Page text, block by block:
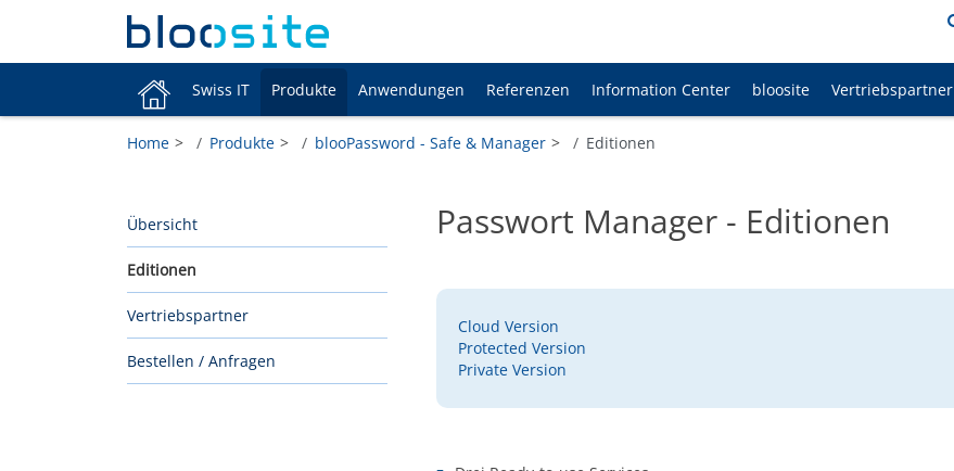
Swiss IT Produkte Anwendungen Referenzen Information Center bloosite Vertriebspartner
Home Produkte blooPassword - Safe & Manager Editionen
Übersicht
Editionen
Vertriebspartner
Bestellen / Anfragen
Passwort Manager - Editionen
Cloud Version
Protected Version
Private Version